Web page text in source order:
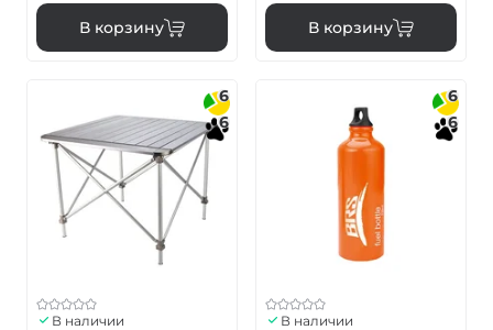
В корзину В корзину
6
6
В наличии
6
6
В наличии